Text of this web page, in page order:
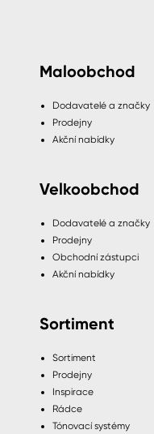
Maloobchod
Dodavatelé a značky
Prodejny
Akční nabídky
Velkoobchod
Dodavatelé a značky
Prodejny
Obchodní zástupci
Akční nabídky
Sortiment
Sortiment
Prodejny
Inspirace
Rádce
Tónovací systémy